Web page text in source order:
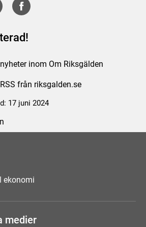
inom Om Riksgälden
från riksgalden.se
17 juni 2024
ekonomi
medier